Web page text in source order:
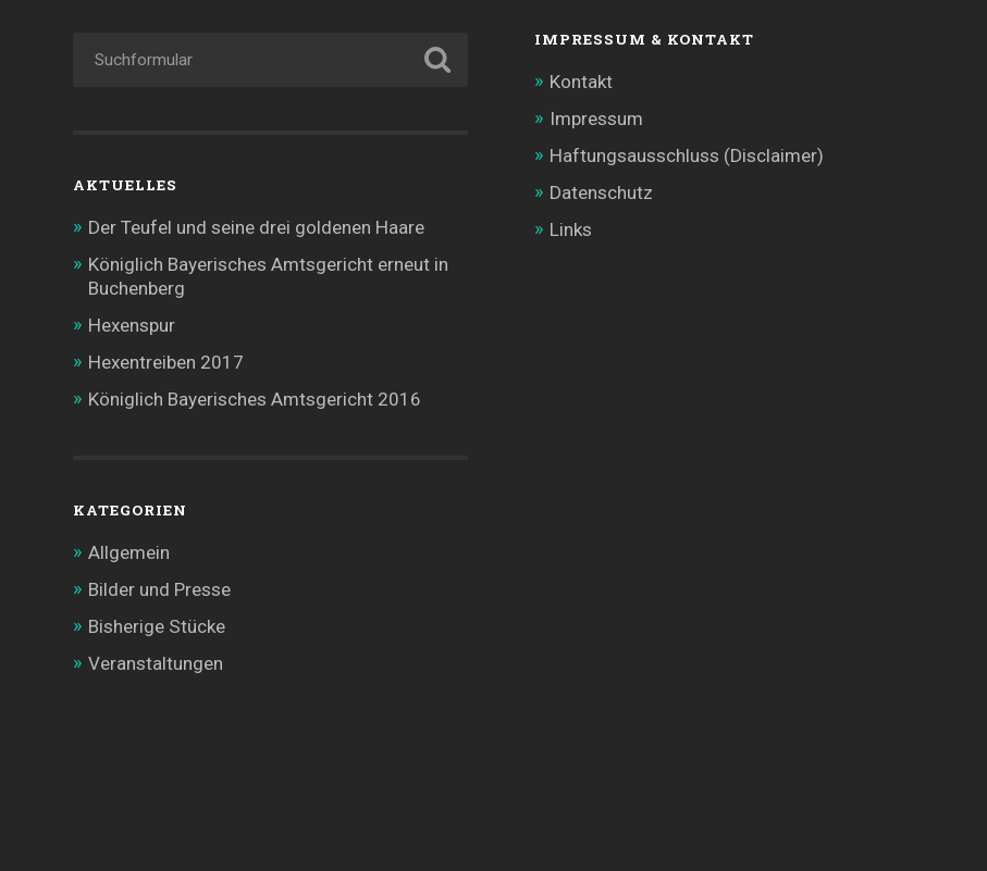
AKTUELLES
Der Teufel und seine drei goldenen Haare
Königlich Bayerisches Amtsgericht erneut in
Buchenberg
Hexenspur
Hexentreiben 2017
Königlich Bayerisches Amtsgericht 2016
KATEGORIEN
Allgemein
Bilder und Presse
Bisherige Stücke
Veranstaltungen
IMPRESSUM & KONTAKT
Kontakt
Impressum
Haftungsausschluss (Disclaimer)
Datenschutz
Links